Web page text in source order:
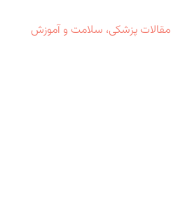
مقالات پزشکی، سلامت و آموزش